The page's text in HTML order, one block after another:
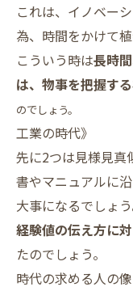
これは、イノベー
為、時間をかけて
こういう時は長時
は、物事を把握す
のでしょう。
工業の時代》
先に2つは見様見真
書やマニュアルに
大事になるでしょう
経験値の伝え方に
たのでしょう。
時代の求める人の